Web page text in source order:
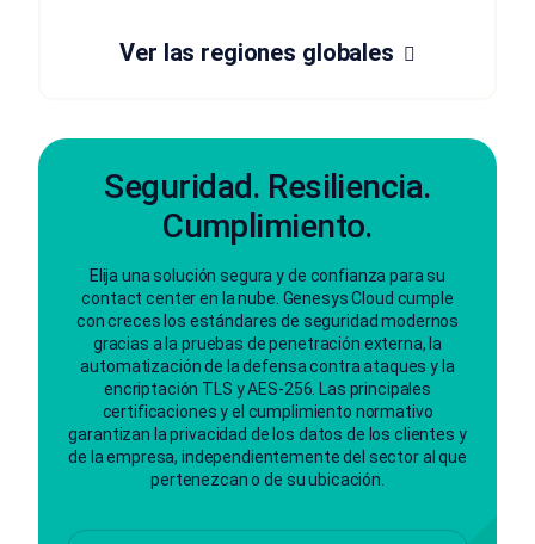
Ver las regiones globales
Seguridad. Resiliencia.
Cumplimiento.
Elija una solución segura y de confianza para su
contact center en la nube. Genesys Cloud cumple
con creces los estándares de seguridad modernos
gracias a la pruebas de penetración externa, la
automatización de la defensa contra ataques y la
encriptación TLS y AES-256. Las principales
certificaciones y el cumplimiento normativo
garantizan la privacidad de los datos de los clientes y
de la empresa, independientemente del sector al que
pertenezcan o de su ubicación.